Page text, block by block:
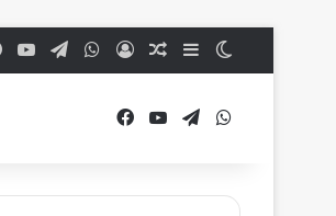
Facebook
YouTubeTelegramWhatsApp
Log InRandom Article
Sidebar
Facebook
YouTubeTelegram